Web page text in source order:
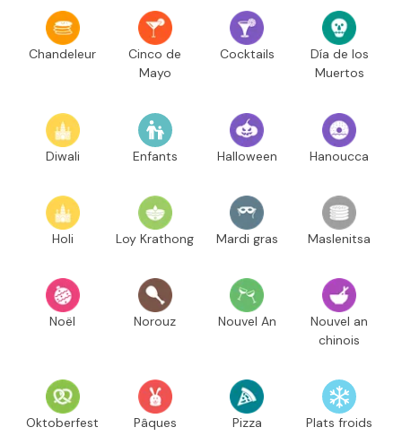
Chandeleur
Cinco de
Mayo
Cocktails
Día de los
Muertos
Diwali Enfants Halloween Hanoucca
Holi Loy Krathong Mardi gras Maslenitsa
Noël Norouz Nouvel An
Nouvel an
chinois
Oktoberfest Pâques Pizza Plats froids